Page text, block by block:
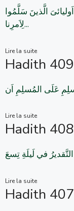
الَّذینَ سَلَّمُوا
لِاَمرِنا...
Lire la suite
Hadith 409
Lire la suite
Hadith 408
Lire la suite
Hadith 407